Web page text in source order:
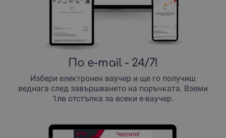
По e-mail- 24/7!
Избери електронен ваучер и ще го получиш
веднага след завършването на поръчката. Вземи
1лв отстъпка за всеки е-ваучер.